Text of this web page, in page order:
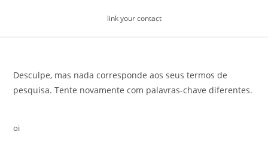
link your contact
Desculpe, mas nada corresponde aos seus termos de
pesquisa. Tente novamente com palavras-chave diferentes.
oi